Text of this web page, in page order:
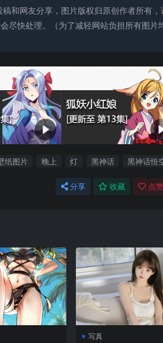
和网友分享，图片版权归原创作者所有，
尽快处理。（为了减轻网站负担所有图片
纸图片 晚上 灯 黑神话 黑神话悟
分享 收藏 点
写真